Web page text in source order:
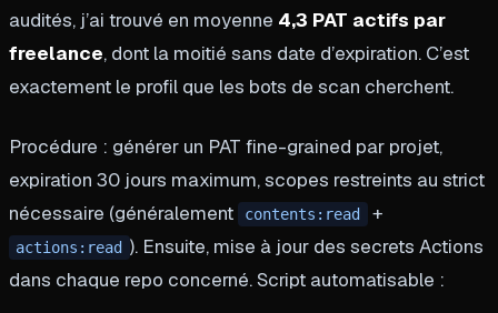
audités, j’ai trouvé en moyenne 4,3 PAT actifs par
freelance, dont la moitié sans date d’expiration. C’est
exactement le profil que les bots de scan cherchent.
Procédure : générer un PAT fine-grained par projet,
expiration 30 jours maximum, scopes restreints au strict
nécessaire (généralement
contents:read +
actions:read ). Ensuite, mise à jour des secrets Actions
dans chaque repo concerné. Script automatisable :